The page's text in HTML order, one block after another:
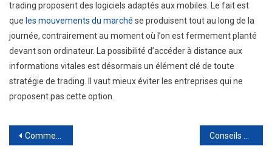
trading proposent des logiciels adaptés aux mobiles. Le fait est
que les mouvements du marché se produisent tout au long de la
journée, contrairement au moment où l’on est fermement planté
devant son ordinateur. La possibilité d’accéder à distance aux
informations vitales est désormais un élément clé de toute
stratégie de trading. Il vaut mieux éviter les entreprises qui ne
proposent pas cette option.
Navigation
Comment détartrer un ballon d’eau chaude ? Conseils et activités pour profiter d’un séjour aux Maldives autrement